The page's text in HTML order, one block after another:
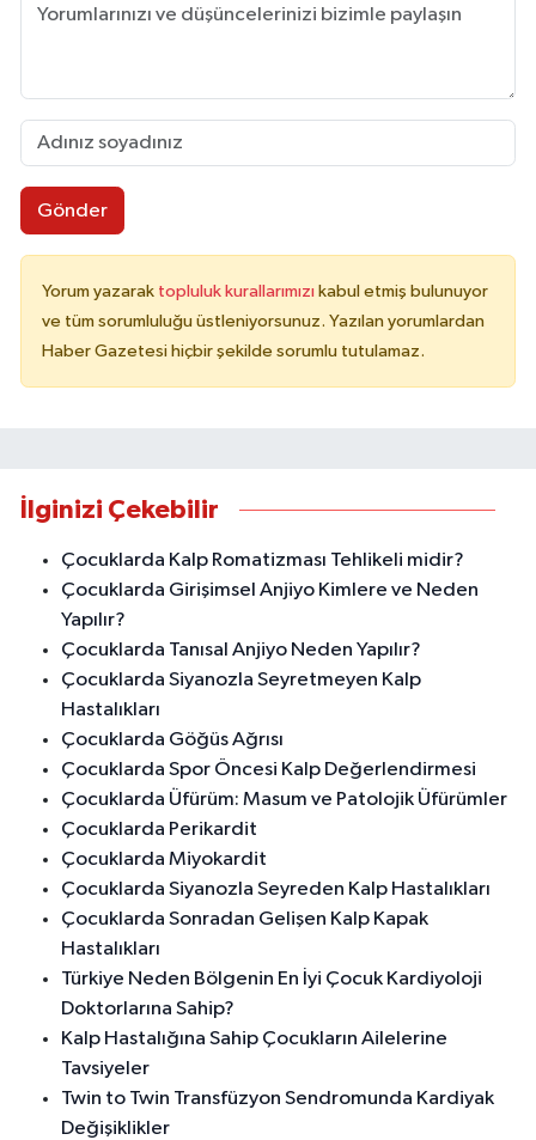
Gönder
Yorum yazarak topluluk kurallarımızı kabul etmiş bulunuyor
ve tüm sorumluluğu üstleniyorsunuz. Yazılan yorumlardan
Haber Gazetesi hiçbir şekilde sorumlu tutulamaz.
İlginizi Çekebilir
Çocuklarda Kalp Romatizması Tehlikeli midir?
Çocuklarda Girişimsel Anjiyo Kimlere ve Neden
Yapılır?
Çocuklarda Tanısal Anjiyo Neden Yapılır?
Çocuklarda Siyanozla Seyretmeyen Kalp
Hastalıkları
Çocuklarda Göğüs Ağrısı
Çocuklarda Spor Öncesi Kalp Değerlendirmesi
Çocuklarda Üfürüm: Masum ve Patolojik Üfürümler
Çocuklarda Perikardit
Çocuklarda Miyokardit
Çocuklarda Siyanozla Seyreden Kalp Hastalıkları
Çocuklarda Sonradan Gelişen Kalp Kapak
Hastalıkları
Türkiye Neden Bölgenin En İyi Çocuk Kardiyoloji
Doktorlarına Sahip?
Kalp Hastalığına Sahip Çocukların Ailelerine
Tavsiyeler
Twin to Twin Transfüzyon Sendromunda Kardiyak
Değişiklikler